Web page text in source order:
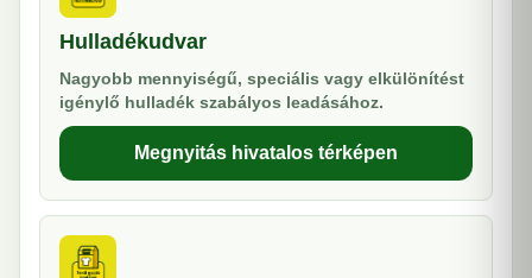
Hulladékudvar
Nagyobb mennyiségű, speciális vagy elkülönítést
igénylő hulladék szabályos leadásához.
Megnyitás hivatalos térképen